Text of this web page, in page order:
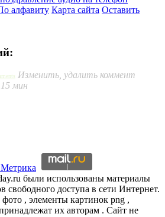
алфавиту Карта сайта Оставить
Изменить, удалить коммент
мин
были использованы материалы
свободного доступа в сети Интернет.
, элементы картинок png ,
их авторам . Сайт не